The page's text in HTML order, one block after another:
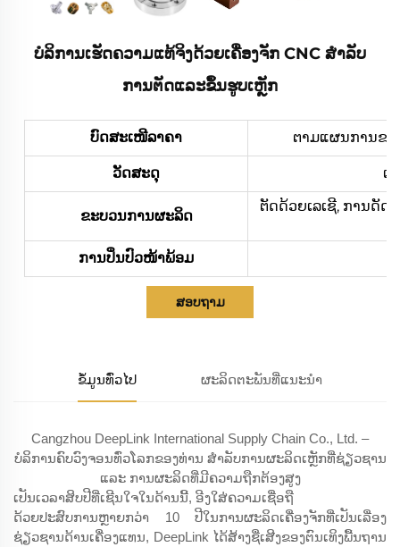
ບໍລິການເຮັດຄວາມແທ້ຈິງດ້ວຍເຄື່ອງຈັກ CNC ສຳລັບ
ການຕັດແລະຂຶ້ນຮູບເຫຼັກ
ບົດສະເໜີລາຄາ ຕາມແຜນການຂອ
ວັດສະດຸ ເ
ຂະບວນການຜະລິດ
ຕັດດ້ວຍເລເຊີ, ການດັດ,
ການປິ່ນປົວໜ້າພ້ອມ
ສອບຖາມ
ຂໍ້ມູນທົ່ວໄປ ຜະລິດຕະພັນທີ່ແນະນຳ
Cangzhou DeepLink International Supply Chain Co., Ltd. –
ບໍລິການຄົບວົງຈອນທົ່ວໂລກຂອງທ່ານ ສຳລັບການຜະລິດເຫຼັກທີ່ຊ່ຽວຊານ
ແລະ ການຜະລິດທີ່ມີຄວາມຖືກຕ້ອງສູງ
ເປັນເວລາສິບປີທີ່ເຊີນໃຈໃນດ້ານນີ້, ອີງໃສ່ຄວາມເຊື່ອຖື
ດ້ວຍປະສົບການຫຼາຍກວ່າ 10 ປີໃນການຜະລິດເຄື່ອງຈັກທີ່ເປັນເລື່ອງ
ຊ່ຽວຊານດ້ານເຄື່ອງແທນ, DeepLink ໄດ້ສ້າງຊື່ເສີງຂອງຕົນເທິງພື້ນຖານ